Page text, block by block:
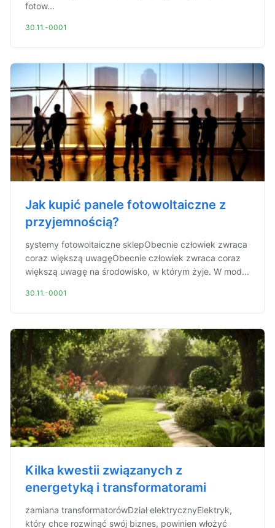
fotow...
30.11.-0001
Jak kupić panele fotowoltaiczne z
przyjemnością?
systemy fotowoltaiczne sklepObecnie człowiek zwraca
coraz większą uwagęObecnie człowiek zwraca coraz
większą uwagę na środowisko, w którym żyje. W mod...
30.11.-0001
Kilka kwestii związanych z
energetyką i transformatorami
zamiana transformatorówDział elektrycznyElektryk,
który chce rozwinąć swój biznes, powinien włożyć